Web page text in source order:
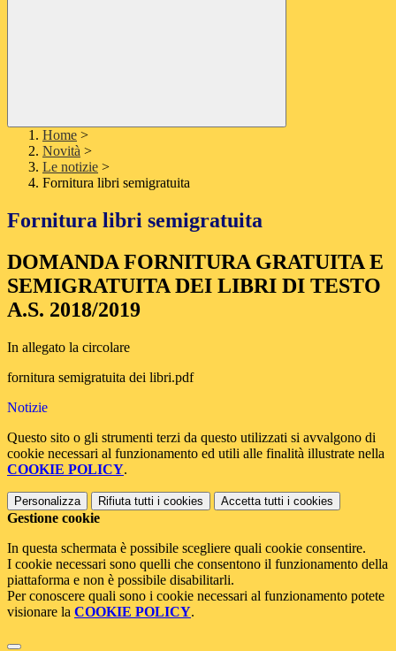
Home >
Novità >
Le notizie >
Fornitura libri semigratuita
Fornitura libri semigratuita
DOMANDA FORNITURA GRATUITA E
SEMIGRATUITA DEI LIBRI DI TESTO
A.S. 2018/2019
In allegato la circolare
fornitura semigratuita dei libri.pdf
Notizie
Questo sito o gli strumenti terzi da questo utilizzati si avvalgono di
cookie necessari al funzionamento ed utili alle finalità illustrate nella
COOKIE POLICY.
Personalizza Rifiuta tutti i cookies Accetta tutti i cookies
Gestione cookie
In questa schermata è possibile scegliere quali cookie consentire.
I cookie necessari sono quelli che consentono il funzionamento della
piattaforma e non è possibile disabilitarli.
Per conoscere quali sono i cookie necessari al funzionamento potete
visionare la COOKIE POLICY.